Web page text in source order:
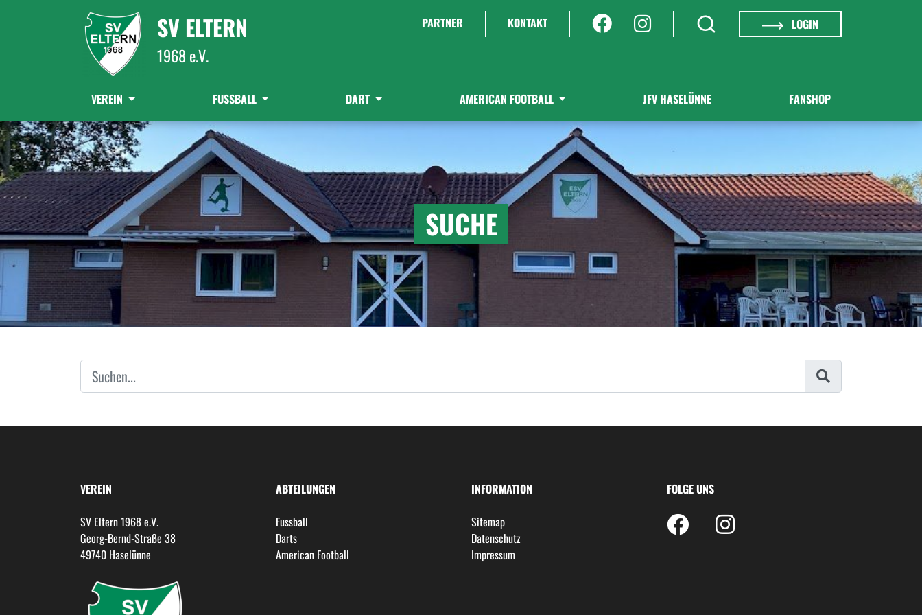
SV ELTERN
1968 e.V.
PARTNER KONTAKT LOGIN
VEREIN FUSSBALL DART AMERICAN FOOTBALL JFV HASELÜNNE FANSHOP
SUCHE
VEREIN
SV Eltern 1968 e.V.
Georg-Bernd-Straße 38
49740 Haselünne
ABTEILUNGEN
Fussball
Darts
American Football
INFORMATION
Sitemap
Datenschutz
Impressum
FOLGE UNS